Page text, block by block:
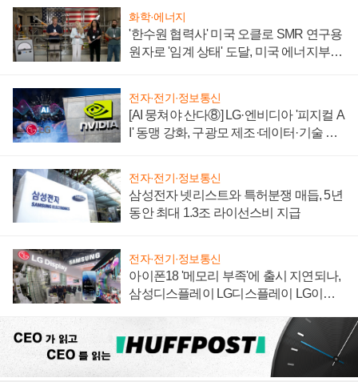
화학·에너지
'한수원 협력사' 미국 오클로 SMR 연구용
원자로 '임계 상태' 도달, 미국 에너지부
전자·전기·정보통신
[AI 뭉쳐야 산다⑧] LG·엔비디아 '피지컬 A
I' 동맹 강화, 구광모 제조·데이터·기술 결
전자·전기·정보통신
삼성전자 넷리스트와 특허분쟁 매듭, 5년
동안 최대 1.3조 라이선스비 지급
전자·전기·정보통신
아이폰18 '메모리 부족'에 출시 지연되나,
삼성디스플레이 LG디스플레이 LG이노